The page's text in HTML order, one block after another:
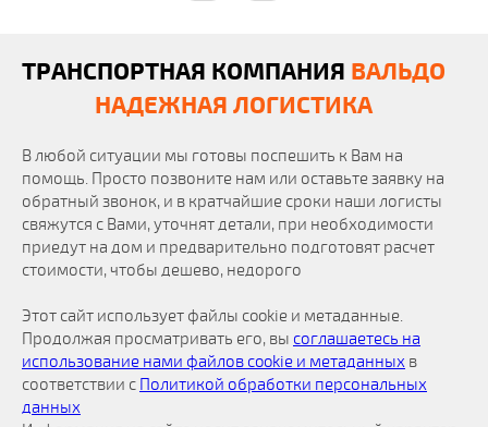
ТРАНСПОРТНАЯ КОМПАНИЯ ВАЛЬДО
НАДЕЖНАЯ ЛОГИСТИКА
В любой ситуации мы готовы поспешить к Вам на
помощь. Просто позвоните нам или оставьте заявку на
обратный звонок, и в кратчайшие сроки наши логисты
свяжутся с Вами, уточнят детали, при необходимости
приедут на дом и предварительно подготовят расчет
стоимости, чтобы дешево, недорого
Этот сайт использует файлы cookie и метаданные.
Продолжая просматривать его, вы соглашаетесь на
использование нами файлов cookie и метаданных в
соответствии с Политикой обработки персональных
данных